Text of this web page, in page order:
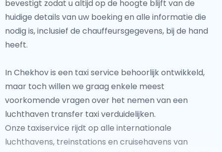
bevestigt zodat u altijd op de hoogte blijft van de
huidige details van uw boeking en alle informatie die
nodig is, inclusief de chauffeursgegevens, bij de hand
heeft.
In Chekhov is een taxi service behoorlijk ontwikkeld,
maar toch willen we graag enkele meest
voorkomende vragen over het nemen van een
luchthaven transfer taxi verduidelijken.
Onze taxiservice rijdt op alle internationale
luchthavens, treinstations en cruisehavens van